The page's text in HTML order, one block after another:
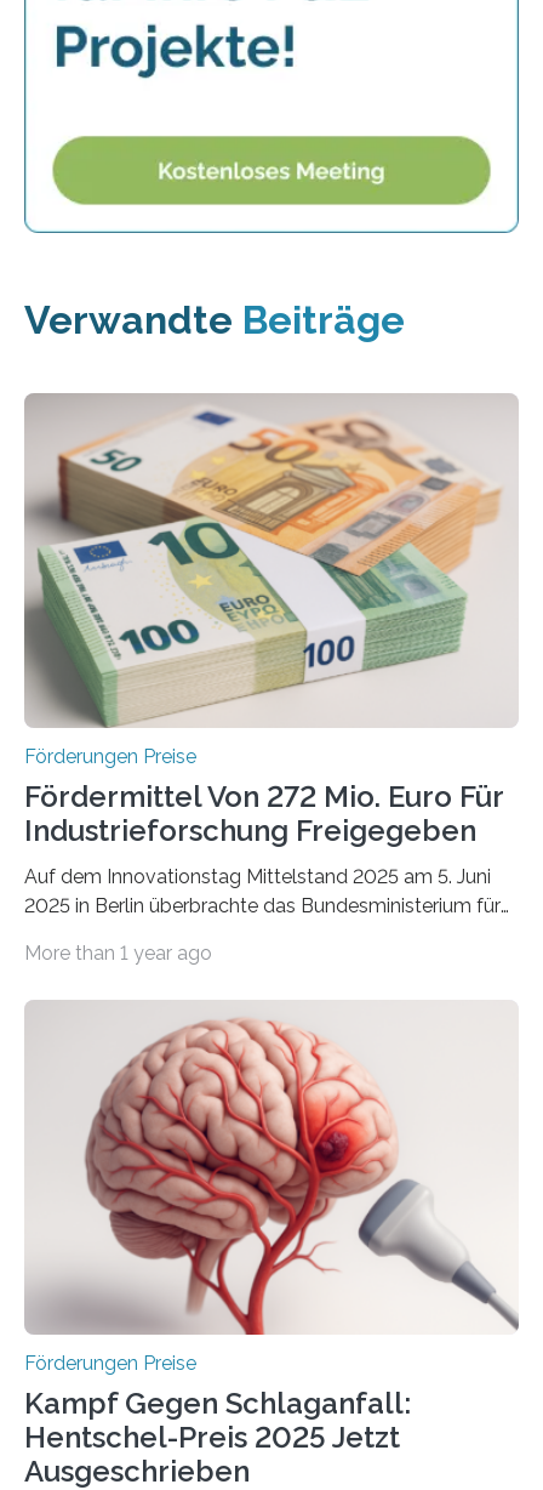
Verwandte Beiträge
Förderungen Preise
Fördermittel Von 272 Mio. Euro Für
Industrieforschung Freigegeben
Auf dem Innovationstag Mittelstand 2025 am 5. Juni
2025 in Berlin überbrachte das Bundesministerium für
Überplanmäßige Verpflichtungsermächtigungen in
Woche vom Haushaltsausschuss freigegeben – unter
anderem zur Unterstützung der
Industrieforschungsprogramme Industrielle
Gemeinschaftsforschung (IGF), Zentrales
Innovationsprogramm Mittelstand (ZIM) und
Innovationskompetenz INNO-KOM. Auf dem
Innovationstag Mittelstand 2025 am 5. Juni 2025 in
Berlin überbrachte das Bundesministerium für
Wirtschaft und Energie eine gute Nachricht:
Überplanmäßige Verpflichtungsermächtigungen in
More than 1 year ago
Förderungen Preise
Kampf Gegen Schlaganfall:
Hentschel-Preis 2025 Jetzt
Ausgeschrieben